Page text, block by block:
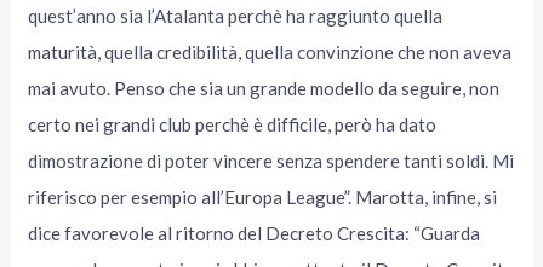
quest’anno sia l’Atalanta perchè ha raggiunto quella
maturità, quella credibilità, quella convinzione che non aveva
mai avuto. Penso che sia un grande modello da seguire, non
certo nei grandi club perchè è difficile, però ha dato
dimostrazione di poter vincere senza spendere tanti soldi. Mi
riferisco per esempio all’Europa League”. Marotta, infine, si
dice favorevole al ritorno del Decreto Crescita: “Guarda